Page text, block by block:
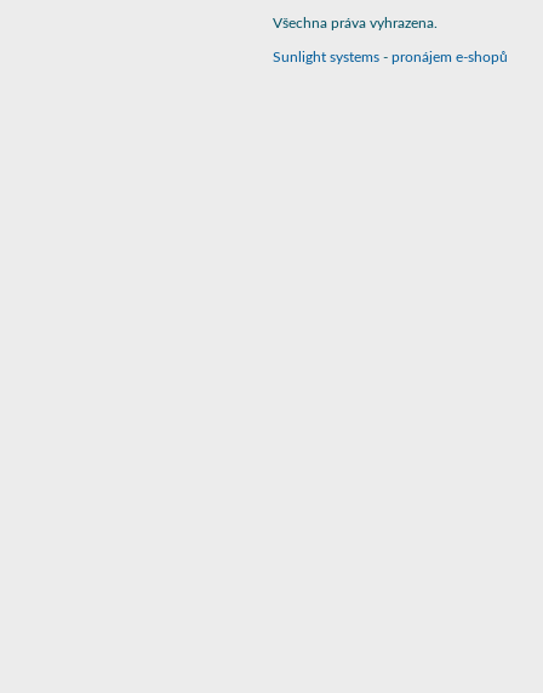
Všechna práva vyhrazena.
Sunlight systems - pronájem e-shopů